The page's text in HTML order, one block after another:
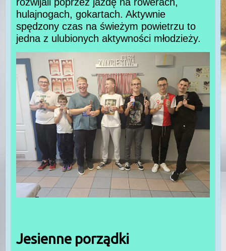
hulajnogach, gokartach. Aktywnie
spędzony czas na świeżym powietrzu to
jedna z ulubionych aktywności młodzieży.
Jesienne porządki